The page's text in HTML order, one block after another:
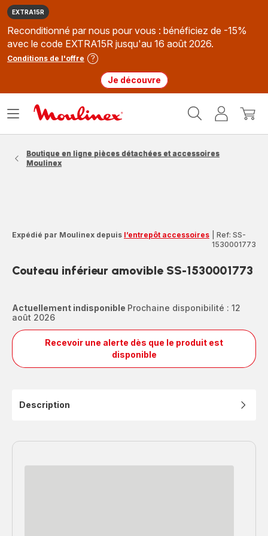
EXTRA15R
Reconditionné par nous pour vous : bénéficiez de -15%
avec le code EXTRA15R jusqu'au 16 août 2026.
Conditions de l'offre
Je découvre
MonMon
Ouvrir
Boutique en ligne pièces détachées et accessoires
Moulinex
Expédié par Moulinex depuis l’entrepôt accessoires
Ref: SS-
1530001773
Couteau inférieur amovible SS-1530001773
Actuellement indisponible Prochaine disponibilité : 12
août 2026
Recevoir une alerte dès que le produit est
disponible
Couteau
inférieur
Description